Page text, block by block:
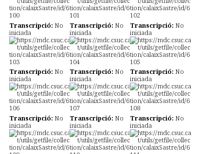
Transcripció: No
iniciada
Transcripció: No
iniciada
Transcripció: No
iniciada
Transcripció: No
iniciada
Transcripció: No
iniciada
Transcripció: No
iniciada
Transcripció: No
iniciada
Transcripció: No
iniciada
Transcripció: No
iniciada